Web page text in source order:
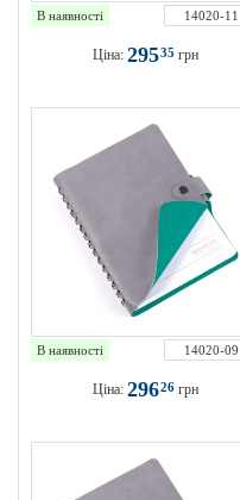
В наявності 14020-11
Ціна: 29535 грн
В наявності 14020-09
Ціна: 29626 грн